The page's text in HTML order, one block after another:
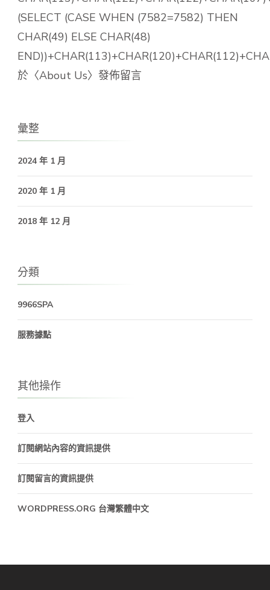
(SELECT (CASE WHEN (7582=7582) THEN
CHAR(49) ELSE CHAR(48)
於〈About Us〉發佈留言
彙整
2024 年 1 月
2020 年 1 月
2018 年 12 月
分類
9966SPA
服務據點
其他操作
登入
訂閱網站內容的資訊提供
訂閱留言的資訊提供
WORDPRESS.ORG 台灣繁體中文